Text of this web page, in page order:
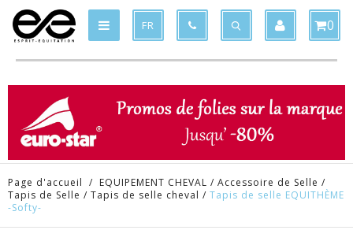
FR 0
Page d'accueil / EQUIPEMENT CHEVAL / Accessoire de Selle /
Tapis de Selle / Tapis de selle cheval / Tapis de selle EQUITHÈME
-Softy-
Produit ajouté au panier x
Produit supprimé du panier x